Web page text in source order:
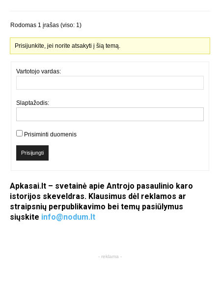
Rodomas 1 įrašas (viso: 1)
Prisijunkite, jei norite atsakyti į šią temą.
Vartotojo vardas:
Slaptažodis:
Prisiminti duomenis
Prisijungti
Apkasai.lt – svetainė apie Antrojo pasaulinio karo
istorijos skeveldras. Klausimus dėl reklamos ar
straipsnių perpublikavimo bei temų pasiūlymus
siųskite info@nodum.lt
- reklama -